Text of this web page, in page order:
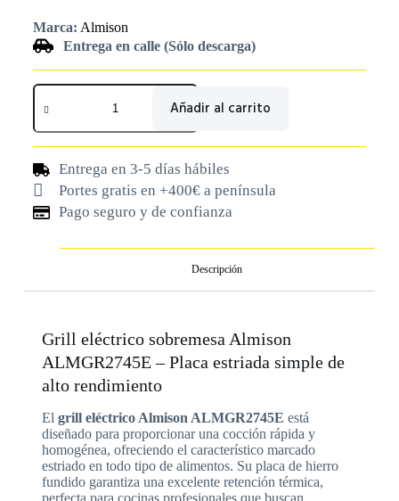
Marca: Almison
Entrega en calle (Sólo descarga)
Añadir al carrito
Entrega en 3-5 días hábiles
Portes gratis en +400€ a península
Pago seguro y de confianza
Descripción
Grill eléctrico sobremesa Almison
ALMGR2745E – Placa estriada simple de
alto rendimiento
El grill eléctrico Almison ALMGR2745E está
diseñado para proporcionar una cocción rápida y
homogénea, ofreciendo el característico marcado
estriado en todo tipo de alimentos. Su placa de hierro
fundido garantiza una excelente retención térmica,
perfecta para cocinas profesionales que buscan